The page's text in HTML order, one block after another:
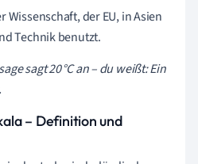
der EU, in Asien
Technik benutzt.
sagt 20 °C an – du weißt: Ein
– Definition und